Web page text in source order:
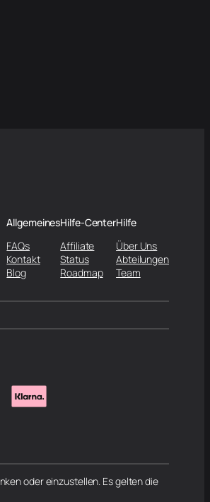
Allgemeines
FAQs
Kontakt
Blog
Hilfe-Center
Affiliate
Status
Roadmap
Hilfe
Über Uns
Abteilungen
Team
oder einzustellen. Es gelten die